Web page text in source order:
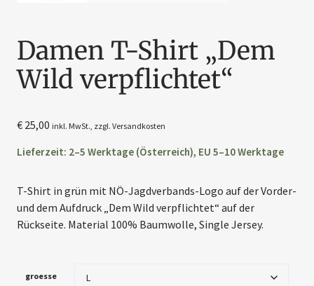
Damen T-Shirt „Dem
Wild verpflichtet“
€ 25,00 inkl. MwSt., zzgl. Versandkosten
Lieferzeit: 2–5 Werktage (Österreich), EU 5–10 Werktage
T-Shirt in grün mit NÖ-Jagdverbands-Logo auf der Vorder-
und dem Aufdruck „Dem Wild verpflichtet“ auf der
Rückseite. Material 100% Baumwolle, Single Jersey.
groesse